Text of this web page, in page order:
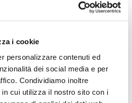
i cookie
personalizzare contenuti ed
dei social media e per
Condividiamo inoltre
cui utilizza il nostro sito con i
INGREDIENTI E PRINCIPI ATTIVI